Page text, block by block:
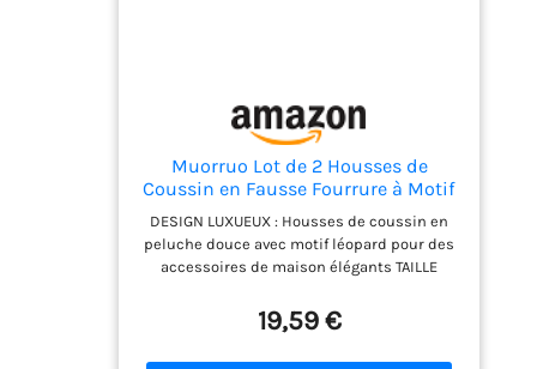
léopard et les accessoires de décoration
élégants.
Muorruo Lot de 2 Housses de
Coussin en Fausse Fourrure à Motif
Léopard, 30 x 50 cm, Coussins Déco
Doux avec Motif Animal pour
Canapé, Lit et Fauteuil, Décor
Inspiration Safari en Marron
DESIGN LUXUEUX : Housses de coussin en
peluche douce avec motif léopard pour des
accessoires de maison élégants TAILLE
30 x 50 cm et offre un soutien optimal pour
la région lombaire sur canapés, lits ou
fauteuils ENSEMBLE COMPREND : Deux
19,59 €